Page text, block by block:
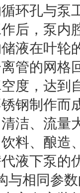
环孔与泵
后，泵内
液在叶轮
管的网格
度，达到
钢制作而
洁、流量
料、酿造
液下泵的
与相同参